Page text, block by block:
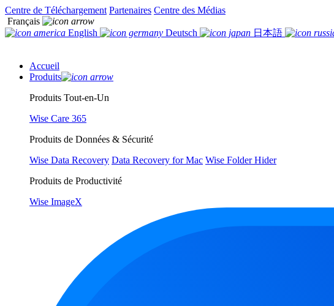
Centre de Téléchargement Partenaires Centre des Médias
Français
English
Deutsch 日本語
Accueil
Produits
Produits Tout-en-Un
Wise Care 365
Produits de Données & Sécurité
Wise Data Recovery Data Recovery for Mac Wise Folder Hider
Produits de Productivité
Wise ImageX